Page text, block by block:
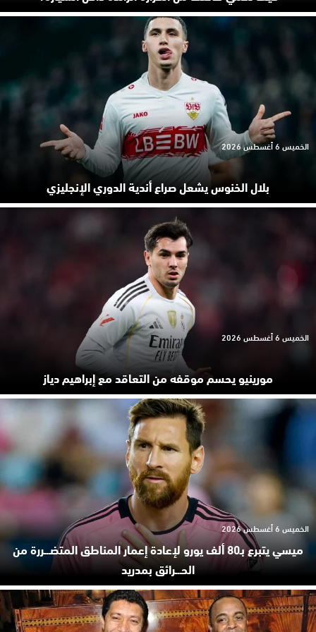
بلال الخنوس يشعل صراع أندية الدوري الإنجليزي
الخميس 6 أغسطس 2026
مورينيو يحسم موقفه من التعاقد مع إبراهيم دياز
الخميس 6 أغسطس 2026
ميسي يتبرع بـ80 ألف يورو لإعادة إعمار المناطق المتضـ.ـررة من
الحـ.ـرائق بمدريد
الخميس 6 أغسطس 2026